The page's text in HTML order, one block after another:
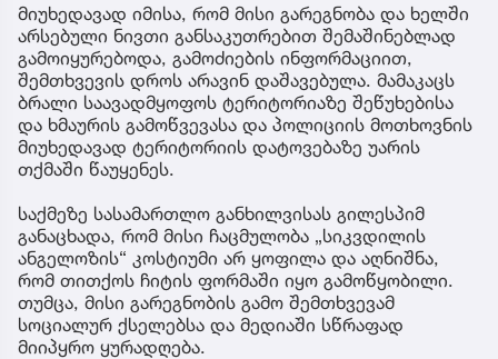
მიუხედავად იმისა, რომ მისი გარეგნობა და ხელში
არსებული ნივთი განსაკუთრებით შემაშინებლად
გამოიყურებოდა, გამოძიების ინფორმაციით,
შემთხვევის დროს არავინ დაშავებულა. მამაკაცს
ბრალი საავადმყოფოს ტერიტორიაზე შეწუხებისა
და ხმაურის გამოწვევასა და პოლიციის მოთხოვნის
მიუხედავად ტერიტორიის დატოვებაზე უარის
თქმაში წაუყენეს.
საქმეზე სასამართლო განხილვისას გილესპიმ
განაცხადა, რომ მისი ჩაცმულობა „სიკვდილის
ანგელოზის“ კოსტიუმი არ ყოფილა და აღნიშნა,
რომ თითქოს ჩიტის ფორმაში იყო გამოწყობილი.
თუმცა, მისი გარეგნობის გამო შემთხვევამ
სოციალურ ქსელებსა და მედიაში სწრაფად
მიიპყრო ყურადღება.